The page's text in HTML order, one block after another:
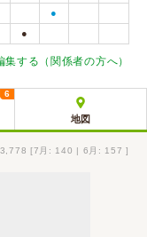
●
●
する（関係者の方へ）
6
地図
[7月: 140 | 6月: 157 ]